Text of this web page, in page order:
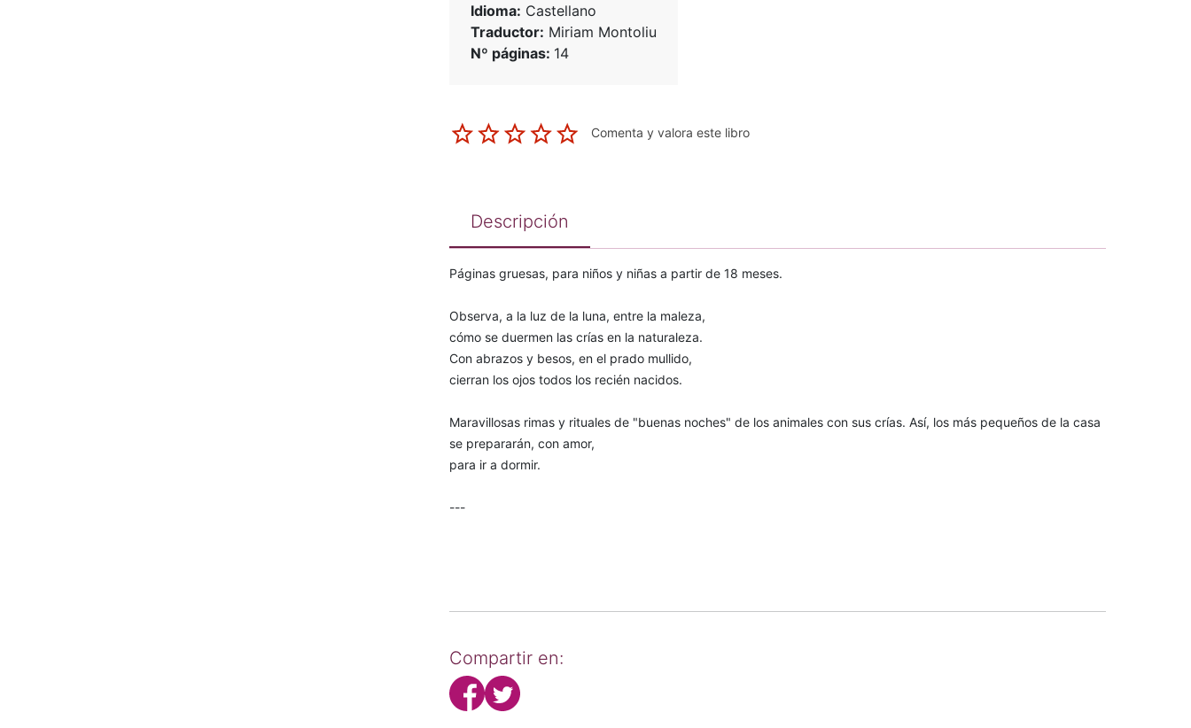
Idioma: Castellano
Traductor: Miriam Montoliu
Nº páginas: 14
Comenta y valora este libro
Descripción
Páginas gruesas, para niños y niñas a partir de 18 meses.
Observa, a la luz de la luna, entre la maleza,
cómo se duermen las crías en la naturaleza.
Con abrazos y besos, en el prado mullido,
cierran los ojos todos los recién nacidos.
Maravillosas rimas y rituales de "buenas noches" de los animales con sus crías. Así, los más pequeños de la casa
se prepararán, con amor,
para ir a dormir.
---
Compartir en: